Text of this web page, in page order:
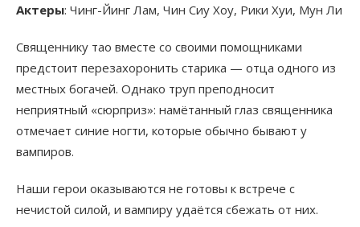
Актеры: Чинг-Йинг Лам, Чин Сиу Хоу, Рики Хуи, Мун Ли
Священнику тао вместе со своими помощниками
предстоит перезахоронить старика — отца одного из
местных богачей. Однако труп преподносит
неприятный «сюрприз»: намётанный глаз священника
отмечает синие ногти, которые обычно бывают у
вампиров.
Наши герои оказываются не готовы к встрече с
нечистой силой, и вампиру удаётся сбежать от них.